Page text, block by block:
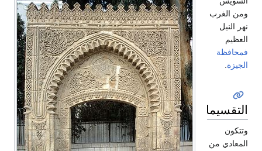
ومن الغرب
نهر النيل
العظيم
فمحافظة
الجيزة
التقسيمات
وتتكون
المعادي من